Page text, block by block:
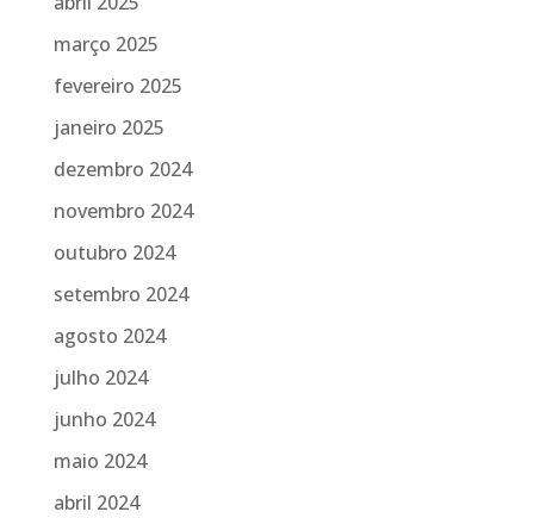
março 2025
fevereiro 2025
janeiro 2025
dezembro 2024
novembro 2024
outubro 2024
setembro 2024
agosto 2024
julho 2024
junho 2024
maio 2024
abril 2024